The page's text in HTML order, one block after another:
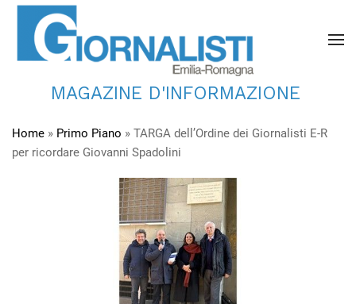
MAGAZINE D'INFORMAZIONE
Home » Primo Piano » TARGA dell’Ordine dei Giornalisti E-R
per ricordare Giovanni Spadolini